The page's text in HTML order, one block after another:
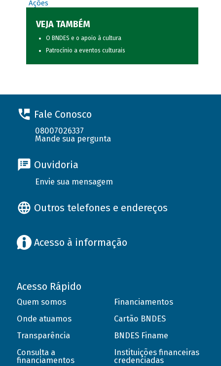
Ações
VEJA TAMBÉM
O BNDES e o apoio à cultura
Patrocínio a eventos culturais
Fale Conosco
08007026337
Mande sua pergunta
Ouvidoria
Envie sua mensagem
Outros telefones e endereços
Acesso à informação
Acesso Rápido
Quem somos
Onde atuamos
Transparência
Consulta a
financiamentos
Financiamentos
Cartão BNDES
BNDES Finame
Instituições financeiras
credenciadas